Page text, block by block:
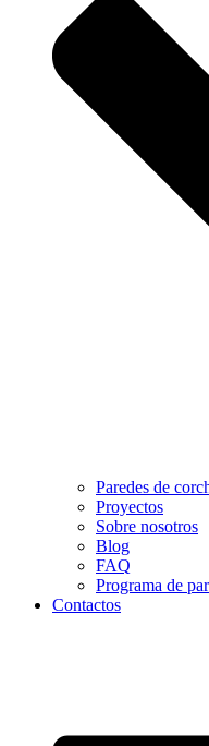
Paredes de
Proyectos
Sobre nosotros
Blog
FAQ
Programa de
Contactos